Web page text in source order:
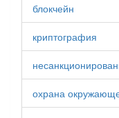
блокчейн
криптография
охрана